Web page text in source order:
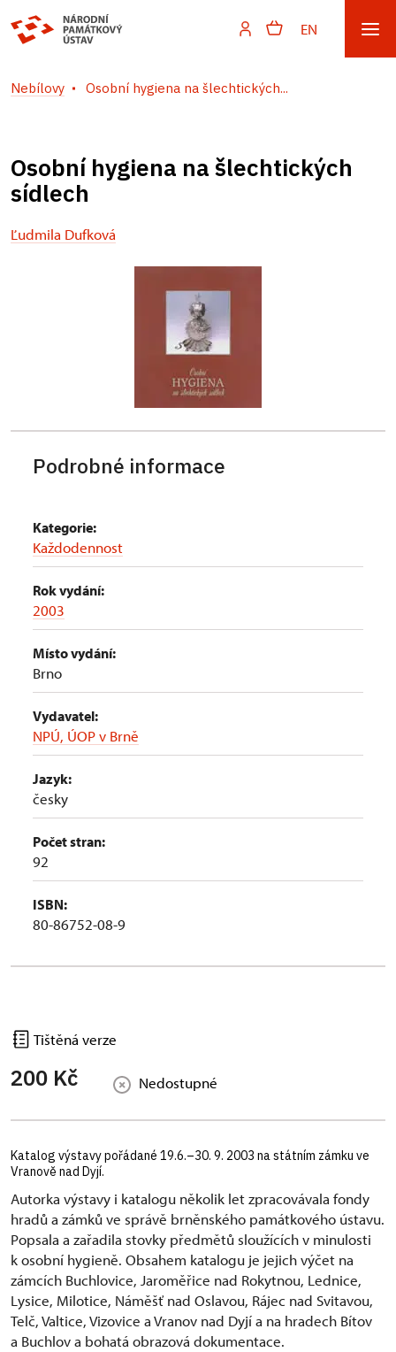
EN
Nebílovy Osobní hygiena na šlechtických...
Osobní hygiena na šlechtických
sídlech
Ľudmila Dufková
Podrobné informace
Kategorie:
Každodennost
Rok vydání:
2003
Místo vydání:
Brno
Vydavatel:
NPÚ, ÚOP v Brně
Jazyk:
česky
Počet stran:
92
ISBN:
80-86752-08-9
Tištěná verze
200 Kč Nedostupné
Katalog výstavy pořádané 19.6.–30. 9. 2003 na státním zámku ve
Vranově nad Dyjí.
Autorka výstavy i katalogu několik let zpracovávala fondy
hradů a zámků ve správě brněnského památkového ústavu.
Popsala a zařadila stovky předmětů sloužících v minulosti
k osobní hygieně. Obsahem katalogu je jejich výčet na
zámcích Buchlovice, Jaroměřice nad Rokytnou, Lednice,
Lysice, Milotice, Náměšť nad Oslavou, Rájec nad Svitavou,
Telč, Valtice, Vizovice a Vranov nad Dyjí a na hradech Bítov
a Buchlov a bohatá obrazová dokumentace.